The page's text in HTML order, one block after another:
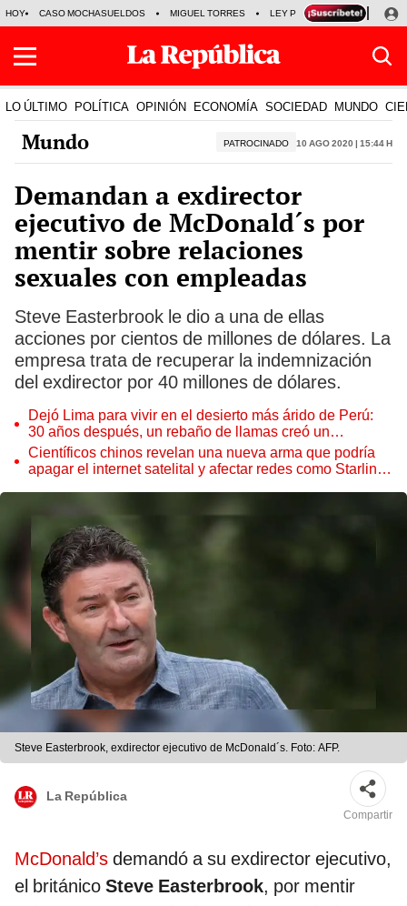
HOY CASO MOCHASUELDOS MIGUEL TORRES LEY PULPÍN PRECIO DEL
LO ÚLTIMO POLÍTICA OPINIÓN ECONOMÍA SOCIEDAD MUNDO
Mundo PATROCINADO 10 Ago 2020 | 15:44 h
Demandan a exdirector
ejecutivo de McDonald´s por
mentir sobre relaciones
sexuales con empleadas
Steve Easterbrook le dio a una de ellas
acciones por cientos de millones de dólares. La
empresa trata de recuperar la indemnización
del exdirector por 40 millones de dólares.
Dejó Lima para vivir en el desierto más árido de Perú:
30 años después, un rebaño de llamas creó un
sorprendente ecosistema
Científicos chinos revelan una nueva arma que podría
apagar el internet satelital y afectar redes como Starlink
Steve Easterbrook, exdirector ejecutivo de McDonald´s. Foto: AFP.
La República
Compartir
McDonald’s demandó a su exdirector ejecutivo,
el británico Steve Easterbrook, por mentir